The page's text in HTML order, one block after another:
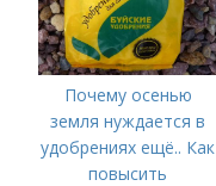
Почему осенью
земля нуждается в
удобрениях ещё.. Как
повысить